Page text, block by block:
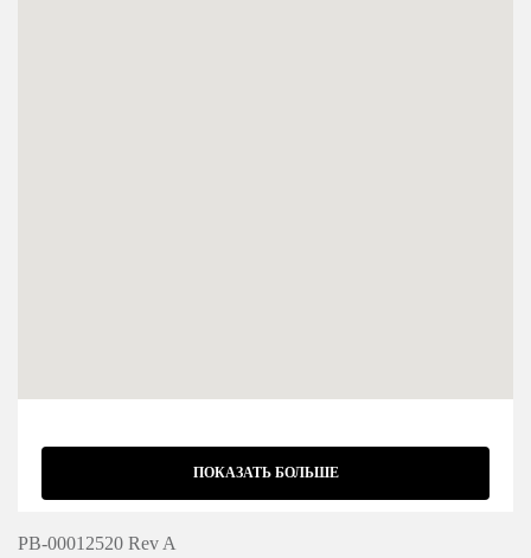
ПОКАЗАТЬ БОЛЬШЕ
PB-00012520 Rev A